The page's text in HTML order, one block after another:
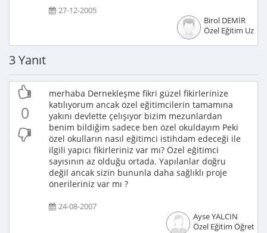
27-12-2005
Birol DEMİR
Özel Eğitim
3 Yanıt
0
merhaba Dernekleşme fikri güzel fikirlerinize
katılıyorum ancak özel eğitimcilerin tamamına
yakını devlette çelışıyor bizim mezunlardan
benim bildiğim sadece ben özel okuldayım Peki
özel okulların nasıl eğitimci istihdam edeceği ile
ilgili yapıcı fikirleriniz var mı? Özel eğitimci
sayısının az olduğu ortada. Yapılanlar doğru
değil ancak sizin bununla daha sağlıklı proje
önerileriniz var mı ?
24-08-2007
Ayse YALCIN
Özel Eğitim